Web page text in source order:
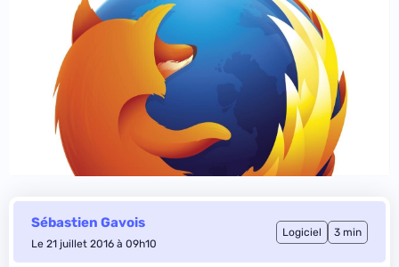
Sébastien Gavois
Le 21 juillet 2016 à 09h10
Logiciel 3 min